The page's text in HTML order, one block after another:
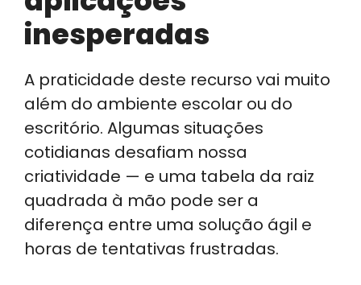
inesperadas
A praticidade deste recurso vai muito
além do ambiente escolar ou do
escritório. Algumas situações
cotidianas desafiam nossa
criatividade — e uma tabela da raiz
quadrada à mão pode ser a
diferença entre uma solução ágil e
horas de tentativas frustradas.